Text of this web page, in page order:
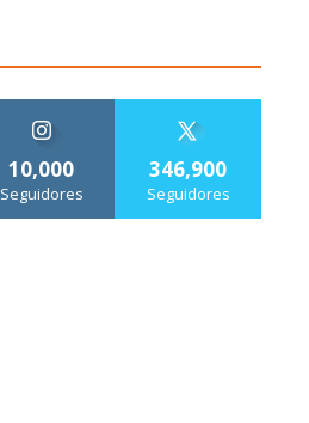
10,000
Seguidores
346,900
Seguidores